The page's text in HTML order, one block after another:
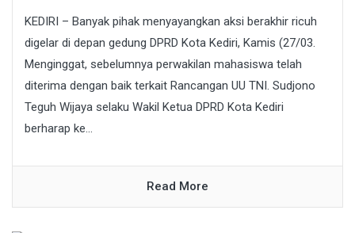
KEDIRI – Banyak pihak menyayangkan aksi berakhir ricuh
digelar di depan gedung DPRD Kota Kediri, Kamis (27/03.
Menginggat, sebelumnya perwakilan mahasiswa telah
diterima dengan baik terkait Rancangan UU TNI. Sudjono
Teguh Wijaya selaku Wakil Ketua DPRD Kota Kediri
berharap ke...
Read More